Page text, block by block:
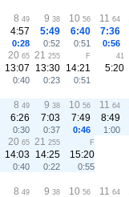
8 49 9 38 10 56 11 64
4:57 5:49 6:40 7:36
0:28 0:52 0:51 0:56
20 65 21 255 F 41
13:07 13:30 14:21 5:20
0:40 0:23 0:51
8 49 9 38 10 56 11 64
6:26 7:03 7:49 8:49
0:30 0:37 0:46 1:00
20 65 21 255 F
14:03 14:25 15:20
0:40 0:22 0:55
8 49 9 38 10 56 11 64